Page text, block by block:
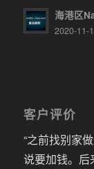
海港区
2020-11-
客户评价
“之前找别家
说要加钱。后